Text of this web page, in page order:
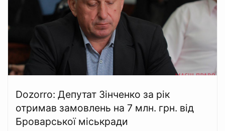
Dozorro: Депутат Зінченко за рік
отримав замовлень на 7 млн. грн. від
Броварської міськради